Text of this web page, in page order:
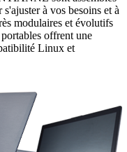
s'ajuster à vos besoins et à
modulaires et évolutifs
offrent une
Linux et